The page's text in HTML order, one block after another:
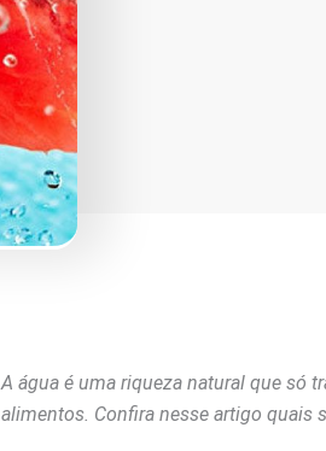
A água é uma riqueza natural que só
alimentos. Confira nesse artigo quais